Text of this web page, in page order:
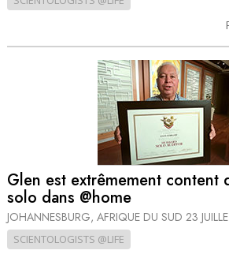
Glen est extrêmement content
solo dans @home
JOHANNESBURG, AFRIQUE DU SUD 23
SCIENTOLOGISTS @LIFE